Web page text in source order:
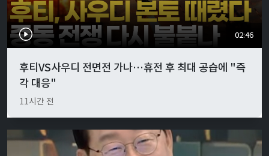
02:46
후티VS사우디 전면전 가나…휴전 후 최대 공습에 "즉
각 대응"
11시간 전